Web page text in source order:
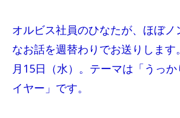
オルビス社員のひなたが、ほぼノ
なお話を週替わりでお送りします
月15日（水）。テーマは「うっか
イヤー」です。